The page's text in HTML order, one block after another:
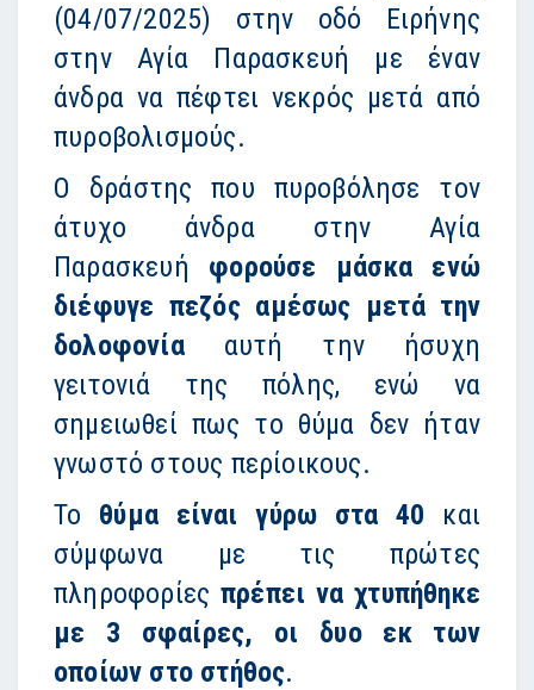
(04/07/2025) στην οδό Ειρήνης
στην Αγία Παρασκευή με έναν
άνδρα να πέφτει νεκρός μετά από
πυροβολισμούς.
Ο δράστης που πυροβόλησε τον
άτυχο άνδρα στην Αγία
Παρασκευή φορούσε μάσκα ενώ
διέφυγε πεζός αμέσως μετά την
δολοφονία αυτή την ήσυχη
γειτονιά της πόλης, ενώ να
σημειωθεί πως το θύμα δεν ήταν
γνωστό στους περίοικους.
Το θύμα είναι γύρω στα 40 και
σύμφωνα με τις πρώτες
πληροφορίες πρέπει να χτυπήθηκε
με 3 σφαίρες, οι δυο εκ των
οποίων στο στήθος.